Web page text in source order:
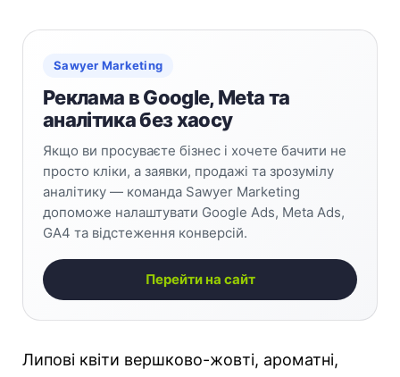
Sawyer Marketing
Реклама в Google, Meta та
аналітика без хаосу
Якщо ви просуваєте бізнес і хочете бачити не
просто кліки, а заявки, продажі та зрозумілу
аналітику — команда Sawyer Marketing
допоможе налаштувати Google Ads, Meta Ads,
GA4 та відстеження конверсій.
Перейти на сайт
Липові квіти вершково-жовті, ароматні,